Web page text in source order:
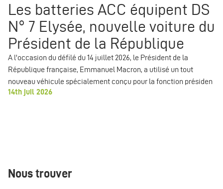
Les batteries ACC équipent DS
N° 7 Elysée, nouvelle voiture du
Président de la République
A l'occasion du défilé du 14 juillet 2026, le Président de la
République française, Emmanuel Macron, a utilisé un tout
nouveau véhicule spécialement conçu pour la fonction présiden
14th juil 2026
Nous trouver